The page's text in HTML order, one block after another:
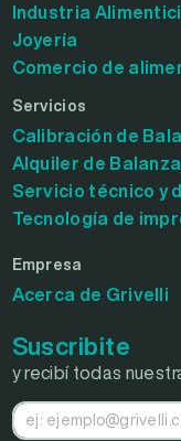
Industria
Joyería
Comercio de
Servicios
Calibración de
Alquiler de
Servicio técnico y
Tecnología de
Empresa
Acerca de Grivelli
Suscribite
y recibí todas